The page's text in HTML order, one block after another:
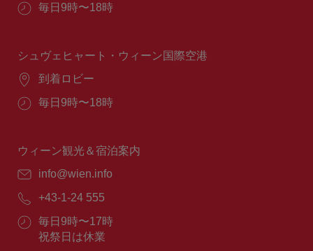
営
間：
毎日9時〜18時
シュヴェヒャート・ウィーン国際空港
場
到着ロビー
営
間：
毎日9時〜18時
ウィーン観光＆宿泊案内
E
ー
ル：
info@wien.info
電
番
号：
+43-1-24 555
営
業
毎日9時〜17時
祝祭日は休業